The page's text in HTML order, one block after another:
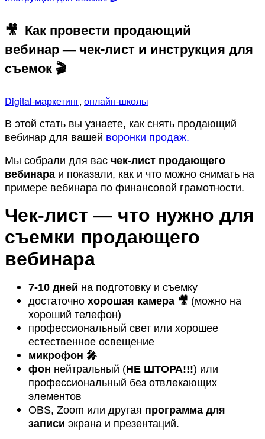
🎥 Как провести продающий
вебинар — чек-лист и инструкция для
съемок 🎬
Digital-маркетинг, онлайн-школы
В этой стать вы узнаете, как снять продающий
вебинар для вашей воронки продаж.
Мы собрали для вас чек-лист продающего
вебинара и показали, как и что можно снимать на
примере вебинара по финансовой грамотности.
Чек-лист — что нужно для
съемки продающего
вебинара
7-10 дней на подготовку и съемку
достаточно хорошая камера 🎥 (можно на
хороший телефон)
профессиональный свет или хорошее
естественное освещение
микрофон 🎤
фон нейтральный (НЕ ШТОРА!!!) или
профессиональный без отвлекающих
элементов
OBS, Zoom или другая программа для
записи экрана и презентаций.